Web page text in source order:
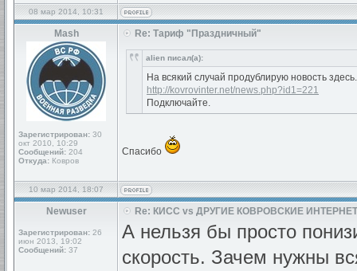
08 мар 2014, 10:31
Mash
Зарегистрирован: 30
окт 2010, 10:29
Сообщений: 204
Откуда: Ковров
Re: Тариф "Праздничный"
alien писал(а):
На всякий случай продублирую новость здесь.
http://kovrovinter.net/news.php?id1=221
Подключайте.
Спасибо
10 мар 2014, 18:07
Newuser
Зарегистрирован: 26
июн 2013, 19:02
Сообщений: 37
Re: КИСС vs ДРУГИЕ КОВРОВСКИЕ
А нельзя бы просто
скорость. Зачем нужны